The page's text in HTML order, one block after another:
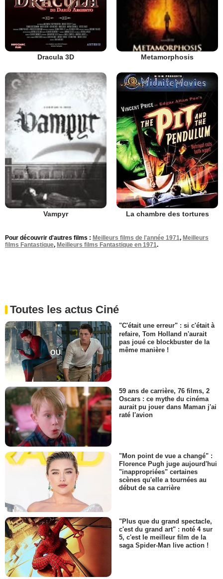
Dracula 3D Metamorphosis
Vampyr La chambre des tortures
Pour découvrir d'autres films : Meilleurs films de l'année 1971, Meilleurs
films Fantastique, Meilleurs films Fantastique en 1971.
Toutes les actus Ciné
"C'était une erreur" : si c'était à
refaire, Tom Holland n'aurait
pas joué ce blockbuster de la
même manière !
59 ans de carrière, 76 films, 2
Oscars : ce mythe du cinéma
aurait pu jouer dans Maman j'ai
raté l'avion
"Mon point de vue a changé" :
Florence Pugh juge aujourd'hui
"inappropriées" certaines
scènes qu'elle a tournées au
début de sa carrière
"Plus que du grand spectacle,
c'est du grand art" : noté 4 sur
5, c'est le meilleur film de la
saga Spider-Man live action !